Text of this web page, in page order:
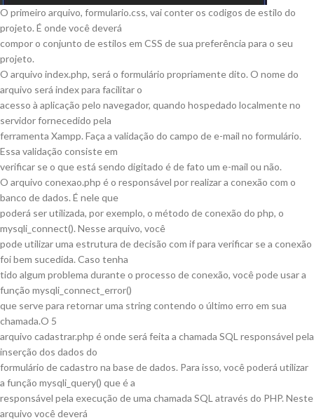
O primeiro arquivo, formulario.css, vai conter os codigos de estilo do
projeto. É onde você deverá
compor o conjunto de estilos em CSS de sua preferência para o seu
projeto.
O arquivo index.php, será o formulário propriamente dito. O nome do
arquivo será index para facilitar o
acesso à aplicação pelo navegador, quando hospedado localmente no
servidor fornecedido pela
ferramenta Xampp. Faça a validação do campo de e-mail no formulário.
Essa validação consiste em
verificar se o que está sendo digitado é de fato um e-mail ou não.
O arquivo conexao.php é o responsável por realizar a conexão com o
banco de dados. É nele que
poderá ser utilizada, por exemplo, o método de conexão do php, o
mysqli_connect(). Nesse arquivo, você
pode utilizar uma estrutura de decisão com if para verificar se a conexão
foi bem sucedida. Caso tenha
tido algum problema durante o processo de conexão, você pode usar a
função mysqli_connect_error()
que serve para retornar uma string contendo o último erro em sua
chamada.O 5
arquivo cadastrar.php é onde será feita a chamada SQL responsável pela
inserção dos dados do
formulário de cadastro na base de dados. Para isso, você poderá utilizar
a função mysqli_query() que é a
responsável pela execução de uma chamada SQL através do PHP. Neste
arquivo você deverá